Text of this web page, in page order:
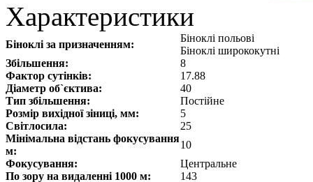
Характеристики
Біноклі за призначенням:
Біноклі польові
Біноклі ширококутні
Збільшення:
8
Фактор сутінків:
17.88
Діаметр об`єктива:
40
Тип збільшення:
Постійне
Розмір вихідної зіниці, мм:
5
Світлосила:
25
Мінімальна відстань фокусування
м:
10
Фокусування:
Центральне
По зору на видаленні 1000 м:
143